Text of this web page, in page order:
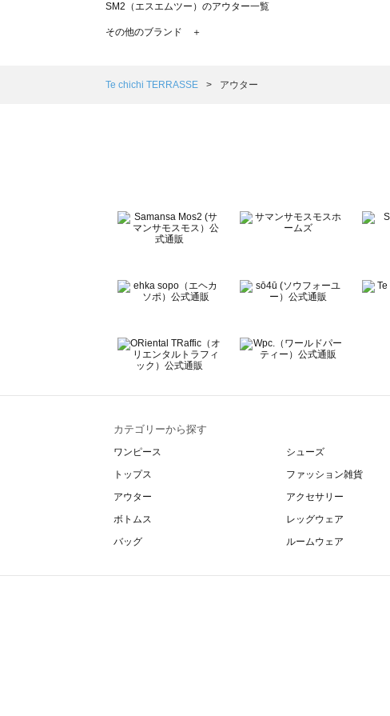
SM2（エスエムツー）のアウター一覧
TSUHARU by Samansa Mos2（ツハルバイサマンサモスモス）の
Samansa Mos2 Lagom（サマンサモスモス ラーゴム）のアウター
BETTY'S BLUE（べティーズブルー）のアウター一覧
Wpc.（ワールドパーティー）のアウター一覧
その他のブランド ＋
Te chichi TERRASSE アウター
カテゴリーから探す
ワンピース
トップス
アウター
ボトムス
バッグ
シューズ
ファッション雑貨
アクセサリー
レッグウェア
ルームウェア